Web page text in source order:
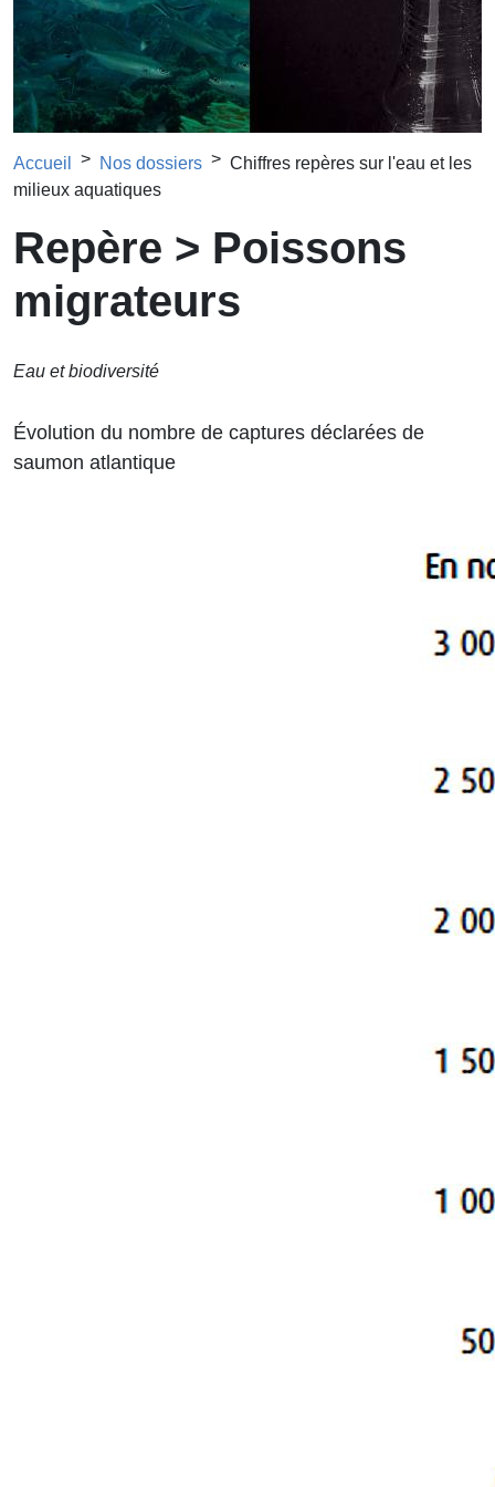
Fil d'Ariane
Accueil Nos dossiers
Chiffres repères sur l'eau et les
milieux aquatiques
Repère > Poissons
migrateurs
Eau et biodiversité
Évolution du nombre de captures déclarées de
saumon atlantique